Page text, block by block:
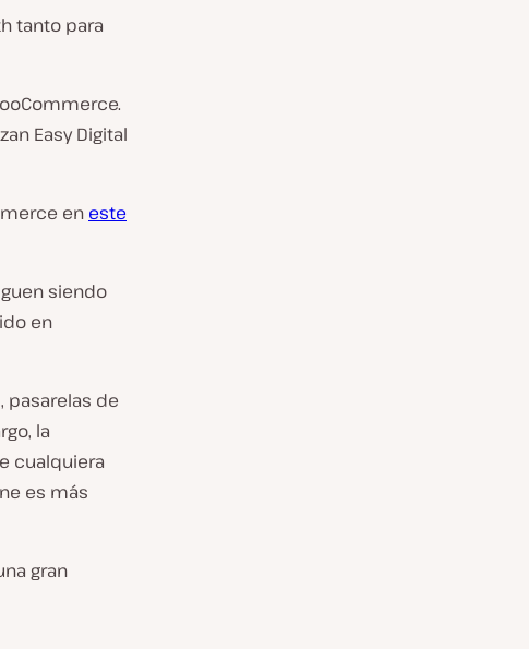
tanto para
Easy Digital
en este
siendo
en
pasarelas de
la
cualquiera
es más
gran